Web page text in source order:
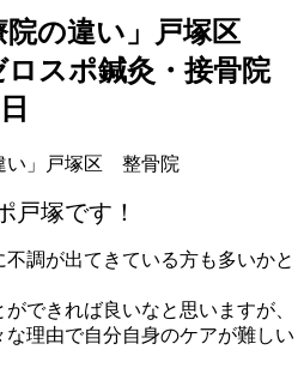
院の違い」戸塚区
スポ鍼灸・接骨院
戸塚です！
調が出てきている方も多いかと
できれば良いなと思いますが、
理由で自分自身のケアが難しい